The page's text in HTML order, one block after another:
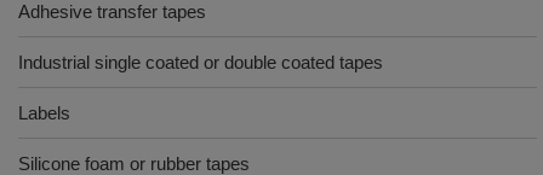
Adhesive transfer tapes
Industrial single coated or double coated tapes
Labels
Silicone foam or rubber tapes